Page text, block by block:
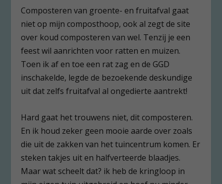
Composteren van groente- en fruitafval gaat
niet op mijn composthoop, ook al zegt de site
over koud composteren van wel. Tenzij je een
feest wil aanrichten voor ratten en muizen.
Toen ik af en toe een rat zag en de GGD
inschakelde, legde de bezoekende deskundige
uit dat zelfs fruitafval al ongedierte aantrekt!
Hard gaat het trouwens niet, dit composteren.
En ik houd zeker geen mooie aarde over zoals
die uit de zakken van het tuincentrum komen. Er
steken takjes uit en halfverteerde blaadjes.
Maar wat scheelt dat? ik heb de kringloop in